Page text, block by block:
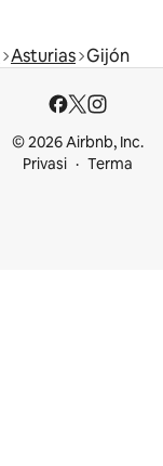
Asturias Gijón
© 2026 Airbnb, Inc.
Privasi
Terma